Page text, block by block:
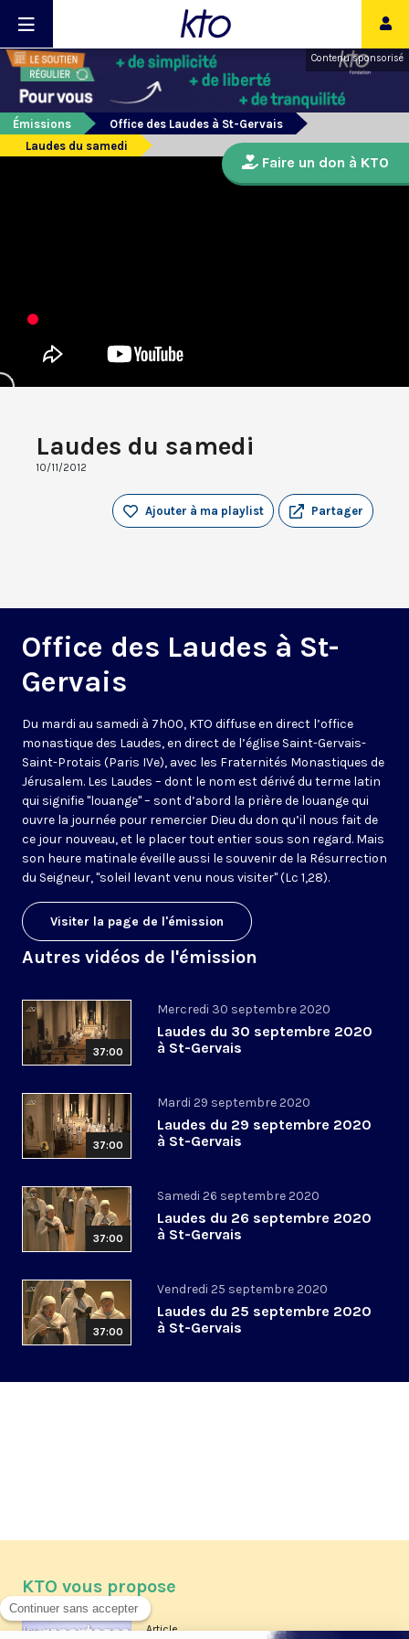
Contenu sponsorisé
Émissions
Office des Laudes à St-Gervais
Laudes du samedi
Laudes du samedi
10/11/2012
Partager
Ajouter à ma playlist
Office des Laudes à St-
Gervais
Du mardi au samedi à 7h00, KTO diffuse en direct l’office
monastique des Laudes, en direct de l’église Saint-Gervais-
Saint-Protais (Paris IVe), avec les Fraternités Monastiques de
Jérusalem. Les Laudes – dont le nom est dérivé du terme latin
qui signifie "louange" – sont d’abord la prière de louange qui
ouvre la journée pour remercier Dieu du don qu’il nous fait de
ce jour nouveau, et le placer tout entier sous son regard. Mais
son heure matinale éveille aussi le souvenir de la Résurrection
du Seigneur, "soleil levant venu nous visiter" (Lc 1,28).
Visiter la page de l'émission
Autres vidéos de l'émission
37:00
Mercredi 30 septembre 2020
Laudes du 30 septembre 2020
à St-Gervais
37:00
Mardi 29 septembre 2020
Laudes du 29 septembre 2020
à St-Gervais
37:00
Samedi 26 septembre 2020
Laudes du 26 septembre 2020
à St-Gervais
37:00
Vendredi 25 septembre 2020
Laudes du 25 septembre 2020
à St-Gervais
Faire un don à KTO
KTO vous propose
Article